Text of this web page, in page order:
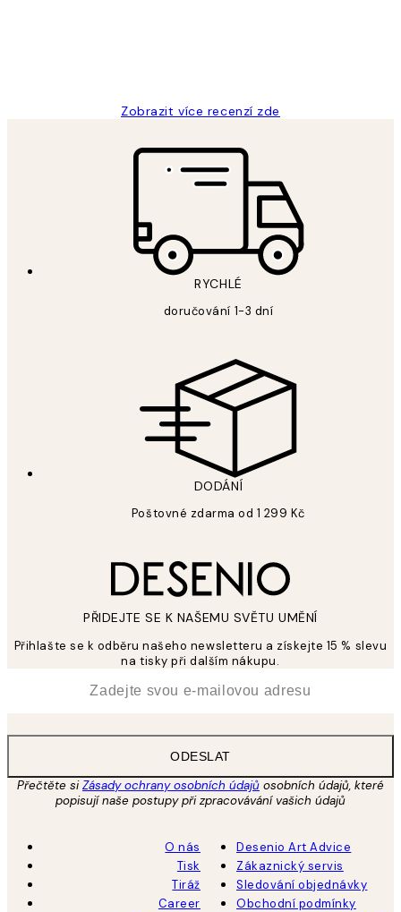
Zobrazit více recenzí zde
RYCHLÉ
doručování 1-3 dní
DODÁNÍ
Poštovné zdarma od 1 299 Kč
PŘIDEJTE SE K NAŠEMU SVĚTU UMĚNÍ
Přihlašte se k odběru našeho newsletteru a získejte 15 % slevu
na tisky při dalším nákupu.
ODESLAT
Přečtěte siZásady ochrany osobních údajů osobních údajů, které
popisují naše postupy při zpracovávání vašich údajů
O nás
Tisk
Tiráž
Career
Desenio Art Advice
Zákaznický servis
Sledování objednávky
Obchodní podmínky